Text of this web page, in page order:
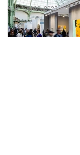
Arte Oct 30, 2025